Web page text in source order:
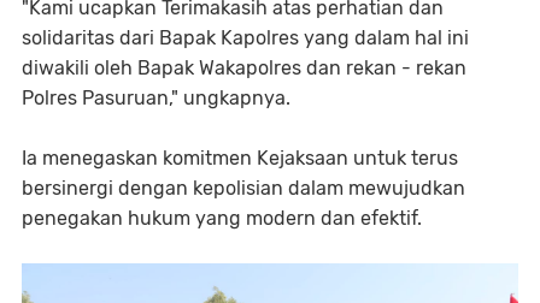
"Kami ucapkan Terimakasih atas perhatian dan
solidaritas dari Bapak Kapolres yang dalam hal ini
diwakili oleh Bapak Wakapolres dan rekan - rekan
Polres Pasuruan," ungkapnya.
Ia menegaskan komitmen Kejaksaan untuk terus
bersinergi dengan kepolisian dalam mewujudkan
penegakan hukum yang modern dan efektif.